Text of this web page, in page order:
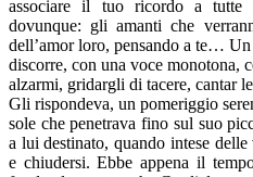
associare il tuo ricordo a
dovunque: gli amanti che
dell’amor loro, pensando a te…
discorre, con una voce monotona,
alzarmi, gridargli di tacere, cantar
Gli rispondeva, un pomeriggio
sole che penetrava fino sul suo
a lui destinato, quando intese
e chiudersi. Ebbe appena il